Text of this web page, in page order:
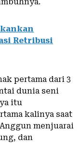
Retribusi
pertama dari 3
dunia seni
itu
kalinya saat
menjuarai
dan